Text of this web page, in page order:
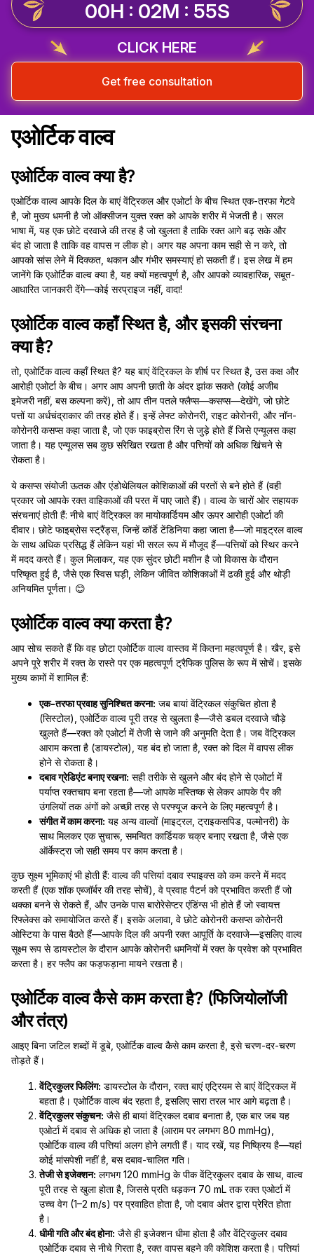
00H : 02M : 54S
CLICK HERE
Get free consultation
एओर्टिक वाल्व
एओर्टिक वाल्व क्या है?
एओर्टिक वाल्व आपके दिल के बाएं वेंट्रिकल और एओर्टा के बीच स्थित एक-तरफा गेटवे
है, जो मुख्य धमनी है जो ऑक्सीजन युक्त रक्त को आपके शरीर में भेजती है। सरल
भाषा में, यह एक छोटे दरवाजे की तरह है जो खुलता है ताकि रक्त आगे बढ़ सके और
बंद हो जाता है ताकि वह वापस न लीक हो। अगर यह अपना काम सही से न करे, तो
आपको सांस लेने में दिक्कत, थकान और गंभीर समस्याएं हो सकती हैं। इस लेख में हम
जानेंगे कि एओर्टिक वाल्व क्या है, यह क्यों महत्वपूर्ण है, और आपको व्यावहारिक, सबूत-
आधारित जानकारी देंगे—कोई सरप्राइज नहीं, वादा!
एओर्टिक वाल्व कहाँ स्थित है, और इसकी संरचना
क्या है?
तो, एओर्टिक वाल्व कहाँ स्थित है? यह बाएं वेंट्रिकल के शीर्ष पर स्थित है, उस कक्ष और
आरोही एओर्टा के बीच। अगर आप अपनी छाती के अंदर झांक सकते (कोई अजीब
इमेजरी नहीं, बस कल्पना करें), तो आप तीन पतले फ्लैप्स—कसप्स—देखेंगे, जो छोटे
पत्तों या अर्धचंद्राकार की तरह होते हैं। इन्हें लेफ्ट कोरोनरी, राइट कोरोनरी, और नॉन-
कोरोनरी कसप्स कहा जाता है, जो एक फाइब्रोस रिंग से जुड़े होते हैं जिसे एन्यूलस कहा
जाता है। यह एन्यूलस सब कुछ संरेखित रखता है और पत्तियों को अधिक खिंचने से
रोकता है।
ये कसप्स संयोजी ऊतक और एंडोथेलियल कोशिकाओं की परतों से बने होते हैं (वही
प्रकार जो आपके रक्त वाहिकाओं की परत में पाए जाते हैं)। वाल्व के चारों ओर सहायक
संरचनाएं होती हैं: नीचे बाएं वेंट्रिकल का मायोकार्डियम और ऊपर आरोही एओर्टा की
दीवार। छोटे फाइब्रोस स्ट्रैंड्स, जिन्हें कॉर्डे टेंडिनिया कहा जाता है—जो माइट्रल वाल्व
के साथ अधिक प्रसिद्ध हैं लेकिन यहां भी सरल रूप में मौजूद हैं—पत्तियों को स्थिर करने
में मदद करते हैं। कुल मिलाकर, यह एक सुंदर छोटी मशीन है जो विकास के दौरान
परिष्कृत हुई है, जैसे एक स्विस घड़ी, लेकिन जीवित कोशिकाओं में ढकी हुई और थोड़ी
अनियमित पूर्णता। 😊
एओर्टिक वाल्व क्या करता है?
आप सोच सकते हैं कि वह छोटा एओर्टिक वाल्व वास्तव में कितना महत्वपूर्ण है। खैर, इसे
अपने पूरे शरीर में रक्त के रास्ते पर एक महत्वपूर्ण ट्रैफिक पुलिस के रूप में सोचें। इसके
मुख्य कामों में शामिल हैं:
एक-तरफा प्रवाह सुनिश्चित करना: जब बायां वेंट्रिकल संकुचित होता है
(सिस्टोल), एओर्टिक वाल्व पूरी तरह से खुलता है—जैसे डबल दरवाजे चौड़े
खुलते हैं—रक्त को एओर्टा में तेजी से जाने की अनुमति देता है। जब वेंट्रिकल
आराम करता है (डायस्टोल), यह बंद हो जाता है, रक्त को दिल में वापस लीक
होने से रोकता है।
दबाव ग्रेडिएंट बनाए रखना: सही तरीके से खुलने और बंद होने से एओर्टा में
पर्याप्त रक्तचाप बना रहता है—जो आपके मस्तिष्क से लेकर आपके पैर की
उंगलियों तक अंगों को अच्छी तरह से परफ्यूज करने के लिए महत्वपूर्ण है।
संगीत में काम करना: यह अन्य वाल्वों (माइट्रल, ट्राइकसपिड, पल्मोनरी) के
साथ मिलकर एक सुचारू, समन्वित कार्डियक चक्र बनाए रखता है, जैसे एक
ऑर्केस्ट्रा जो सही समय पर काम करता है।
कुछ सूक्ष्म भूमिकाएं भी होती हैं: वाल्व की पत्तियां दबाव स्पाइक्स को कम करने में मदद
करती हैं (एक शॉक एब्जॉर्बर की तरह सोचें), वे प्रवाह पैटर्न को प्रभावित करती हैं जो
थक्का बनने से रोकते हैं, और उनके पास बारोरेसेप्टर एंडिंग्स भी होते हैं जो स्वायत्त
रिफ्लेक्स को समायोजित करते हैं। इसके अलावा, वे छोटे कोरोनरी कसप्स कोरोनरी
ओस्टिया के पास बैठते हैं—आपके दिल की अपनी रक्त आपूर्ति के दरवाजे—इसलिए वाल्व
सूक्ष्म रूप से डायस्टोल के दौरान आपके कोरोनरी धमनियों में रक्त के प्रवेश को प्रभावित
करता है। हर फ्लैप का फड़फड़ाना मायने रखता है।
एओर्टिक वाल्व कैसे काम करता है? (फिजियोलॉजी
और तंत्र)
आइए बिना जटिल शब्दों में डूबे, एओर्टिक वाल्व कैसे काम करता है, इसे चरण-दर-चरण
तोड़ते हैं।
वेंट्रिकुलर फिलिंग: डायस्टोल के दौरान, रक्त बाएं एट्रियम से बाएं वेंट्रिकल में
बहता है। एओर्टिक वाल्व बंद रहता है, इसलिए सारा तरल भार आगे बढ़ता है।
वेंट्रिकुलर संकुचन: जैसे ही बायां वेंट्रिकल दबाव बनाता है, एक बार जब यह
एओर्टा में दबाव से अधिक हो जाता है (आराम पर लगभग 80 mmHg),
एओर्टिक वाल्व की पत्तियां अलग होने लगती हैं। याद रखें, यह निष्क्रिय है—यहां
कोई मांसपेशी नहीं है, बस दबाव-चालित गति।
तेजी से इजेक्शन: लगभग 120 mmHg के पीक वेंट्रिकुलर दबाव के साथ, वाल्व
पूरी तरह से खुला होता है, जिससे प्रति धड़कन 70 mL तक रक्त एओर्टा में
उच्च वेग (1–2 m/s) पर प्रवाहित होता है, जो दबाव अंतर द्वारा प्रेरित होता
है।
धीमी गति और बंद होना: जैसे ही इजेक्शन धीमा होता है और वेंट्रिकुलर दबाव
एओर्टिक दबाव से नीचे गिरता है, रक्त वापस बहने की कोशिश करता है। पत्तियां